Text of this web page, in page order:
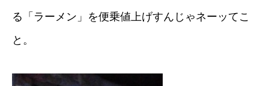
る「ラーメン」を便乗値上げすんじゃネーッてこ
と。